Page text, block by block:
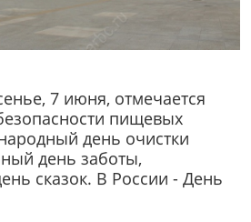
7 июня, отмечается
пищевых
день очистки
день заботы,
сказок. В России - День